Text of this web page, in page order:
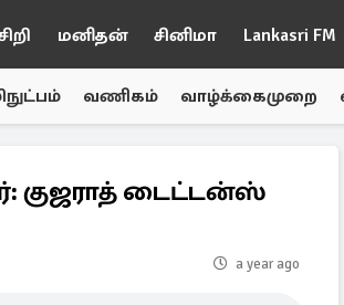
மனிதன் சினிமா Lankasri FM
வணிகம் வாழ்க்கைமுறை
குஜராத் டைட்டன்ஸ்
a year ago